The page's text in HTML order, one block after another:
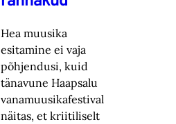
Hea muusika
esitamine ei vaja
põhjendusi, kuid
tänavune Haapsalu
vanamuusikafestival
näitas, et kriitiliselt